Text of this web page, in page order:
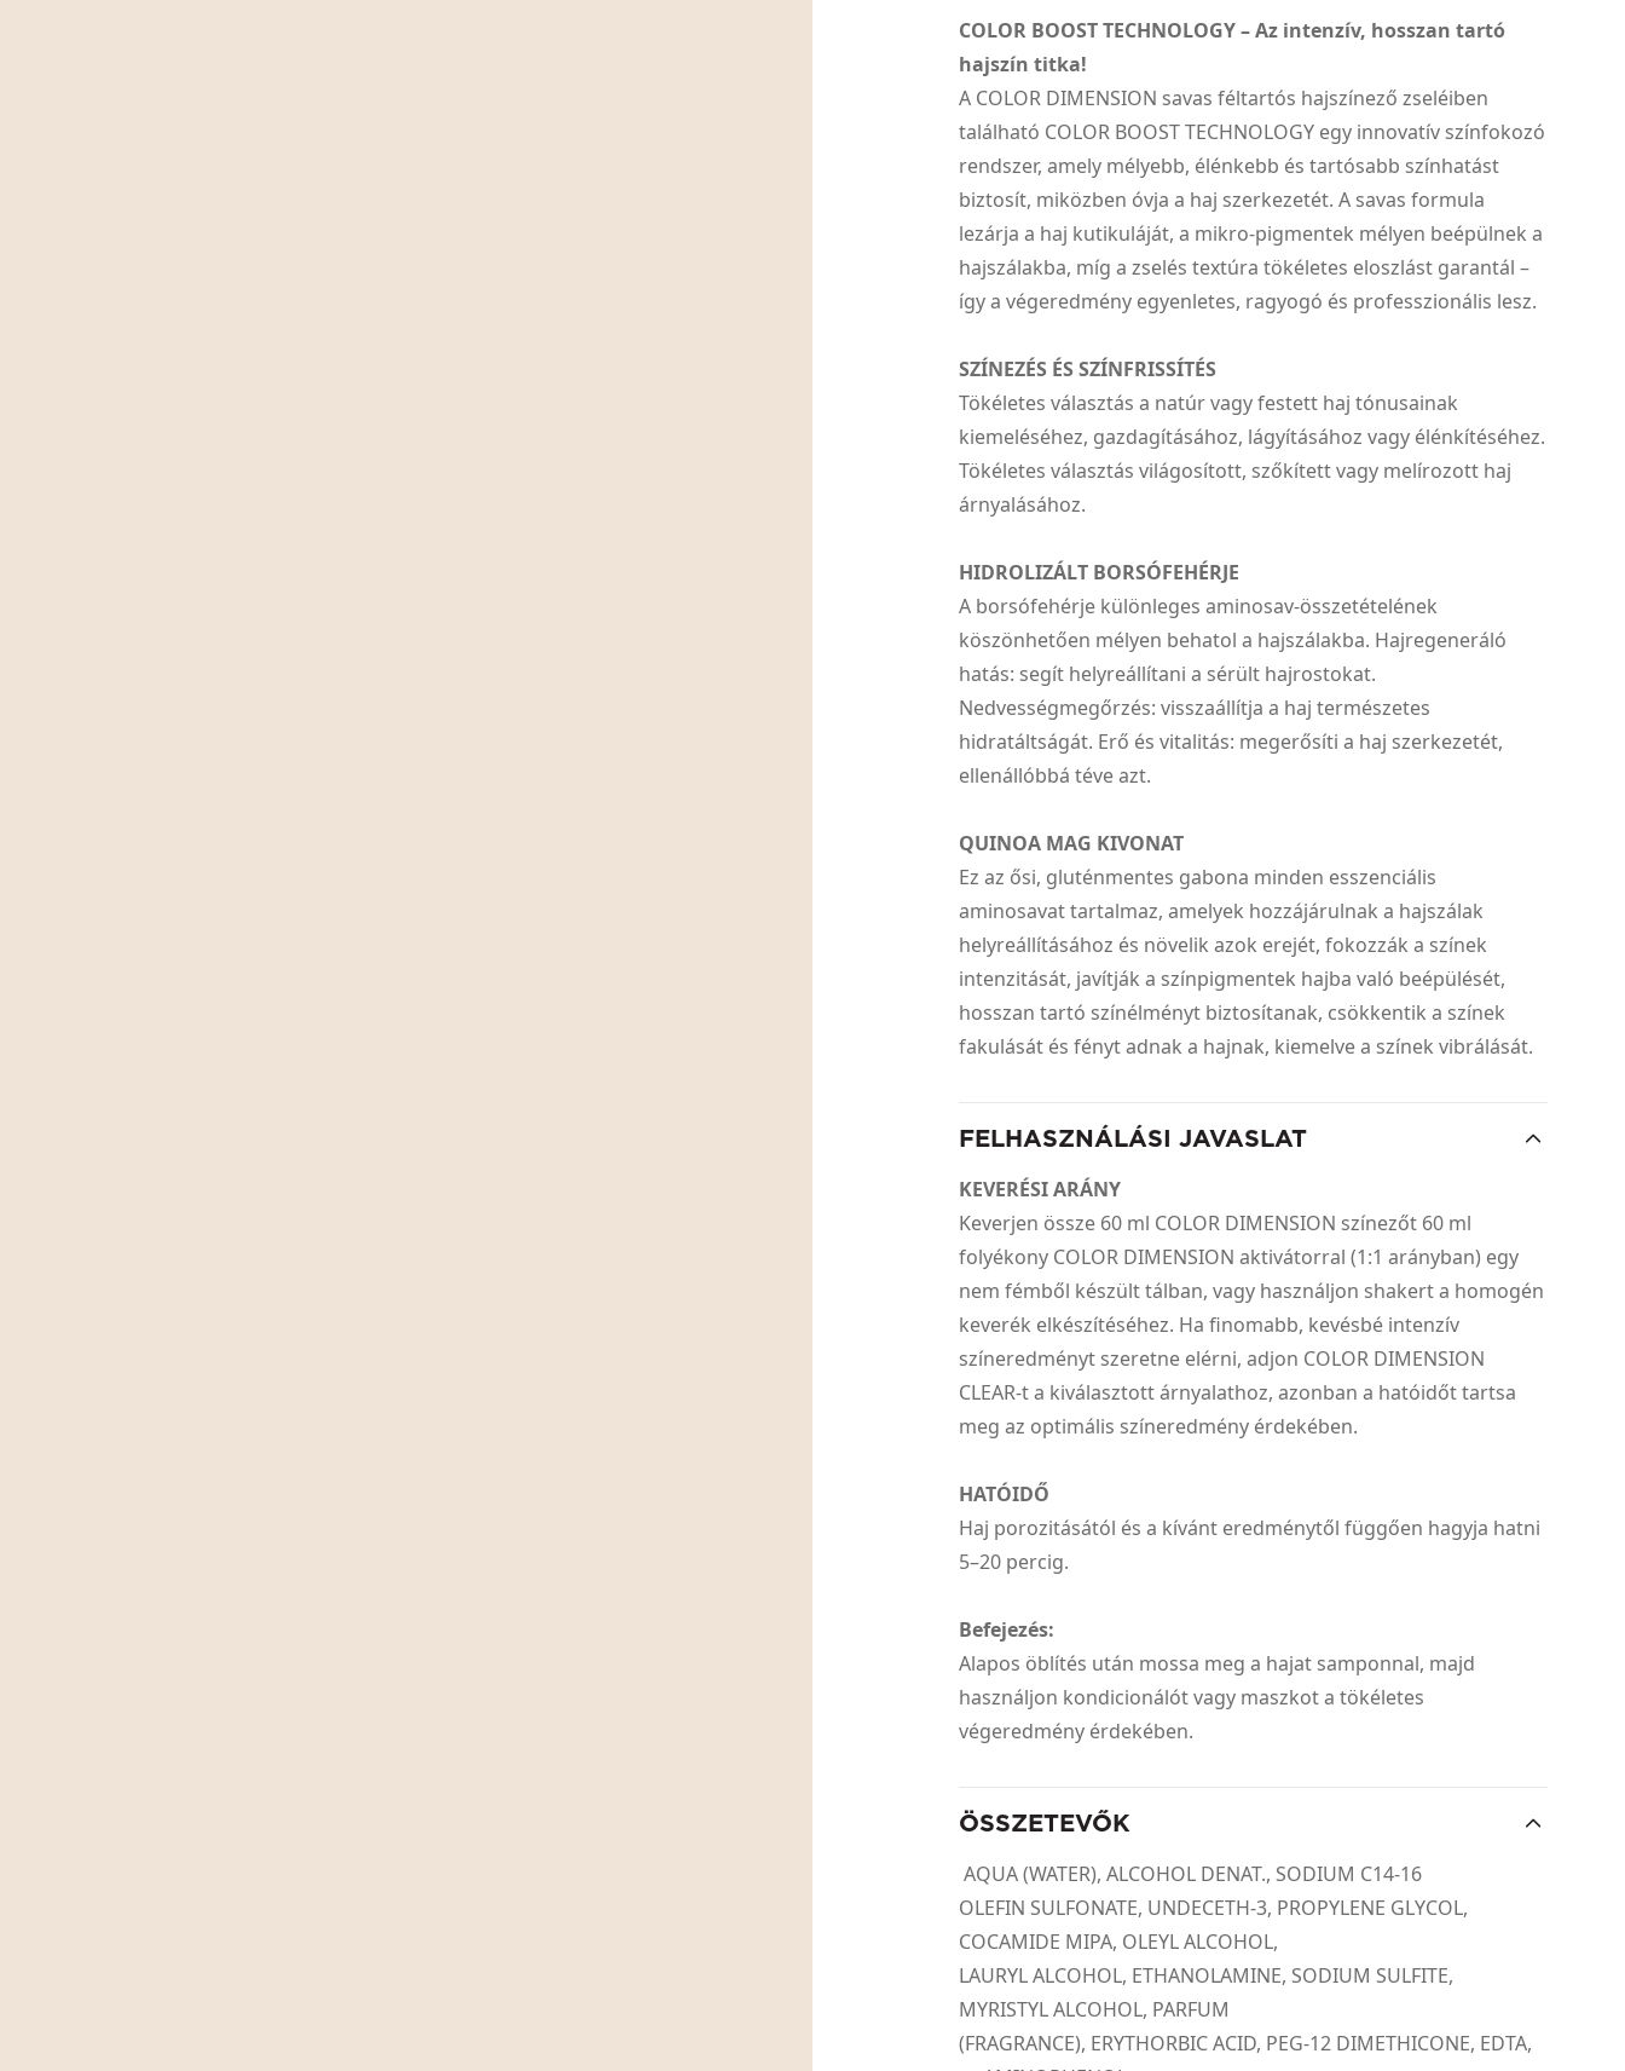
COLOR BOOST TECHNOLOGY – Az intenzív, hosszan tartó
hajszín titka!
A COLOR DIMENSION savas féltartós hajszínező zseléiben
található COLOR BOOST TECHNOLOGY egy innovatív színfokozó
rendszer, amely mélyebb, élénkebb és tartósabb színhatást
biztosít, miközben óvja a haj szerkezetét. A savas formula
lezárja a haj kutikuláját, a mikro-pigmentek mélyen beépülnek a
hajszálakba, míg a zselés textúra tökéletes eloszlást garantál –
így a végeredmény egyenletes, ragyogó és professzionális lesz.
SZÍNEZÉS ÉS SZÍNFRISSÍTÉS
Tökéletes választás a natúr vagy festett haj tónusainak
kiemeléséhez, gazdagításához, lágyításához vagy élénkítéséhez.
Tökéletes választás világosított, szőkített vagy melírozott haj
árnyalásához.
HIDROLIZÁLT BORSÓFEHÉRJE
A borsófehérje különleges aminosav-összetételének
köszönhetően mélyen behatol a hajszálakba. Hajregeneráló
hatás: segít helyreállítani a sérült hajrostokat.
Nedvességmegőrzés: visszaállítja a haj természetes
hidratáltságát. Erő és vitalitás: megerősíti a haj szerkezetét,
ellenállóbbá téve azt.
QUINOA MAG KIVONAT
Ez az ősi, gluténmentes gabona minden esszenciális
aminosavat tartalmaz, amelyek hozzájárulnak a hajszálak
helyreállításához és növelik azok erejét, fokozzák a színek
intenzitását, javítják a színpigmentek hajba való beépülését,
hosszan tartó színélményt biztosítanak, csökkentik a színek
fakulását és fényt adnak a hajnak, kiemelve a színek vibrálását.
FELHASZNÁLÁSI JAVASLAT
KEVERÉSI ARÁNY
Keverjen össze 60 ml COLOR DIMENSION színezőt 60 ml
folyékony COLOR DIMENSION aktivátorral (1:1 arányban) egy
nem fémből készült tálban, vagy használjon shakert a homogén
keverék elkészítéséhez. Ha finomabb, kevésbé intenzív
színeredményt szeretne elérni, adjon COLOR DIMENSION
CLEAR-t a kiválasztott árnyalathoz, azonban a hatóidőt tartsa
meg az optimális színeredmény érdekében.
HATÓIDŐ
Haj porozitásától és a kívánt eredménytől függően hagyja hatni
5–20 percig.
Befejezés:
Alapos öblítés után mossa meg a hajat samponnal, majd
használjon kondicionálót vagy maszkot a tökéletes
végeredmény érdekében.
ÖSSZETEVŐK
AQUA (WATER), ALCOHOL DENAT., SODIUM C14-16
OLEFIN SULFONATE, UNDECETH-3, PROPYLENE GLYCOL,
COCAMIDE MIPA, OLEYL ALCOHOL,
LAURYL ALCOHOL, ETHANOLAMINE, SODIUM SULFITE,
MYRISTYL ALCOHOL, PARFUM
(FRAGRANCE), ERYTHORBIC ACID, PEG-12 DIMETHICONE, EDTA,